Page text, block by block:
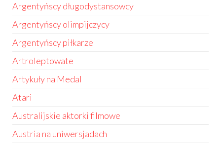
Argentyńscy długodystansowcy
Argentyńscy olimpijczycy
Argentyńscy piłkarze
Artroleptowate
Artykuły na Medal
Atari
Australijskie aktorki filmowe
Austria na uniwersjadach